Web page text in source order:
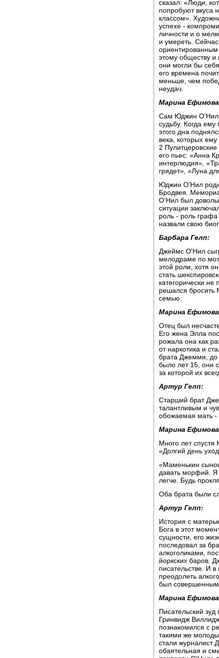
сказал: «Люди,
попробуют вкуса
классом».
успехе -
личности и о
и умереть.
ориентированным
этому обществу и
они могли бы
его времена
меньше, чем
неудач.
Марина
Сам Юджин О'Нил,
судьбу. Когда
этого дна
века, которых
2
его пьес: «Анна
интерлюдия»,
грядет», «Луна
Юджин О'Нил
Бродвея.
О'Нил был
ситуации
роль - роль
назвали свою
Барбара Гелп:
Джеймс О'Нил
мелодраме по
этой роли, хотя
стать
категорически
решался бросить
семью.
Марина
Отец был
Его жена Элла
рожала она как
от наркотика и
брата Джемми, до
было лет 15, они
за которой их
Артур Гелп:
Старший брат
талантливым и
обожаемая мать -
Марина
Много лет спустя
«Долгий день
«Маменькин
давать морфий. Я
легче. Будь
Оба брата были
Артур Гелп:
История с
Бога в этот
сущности, его
последовал за
алкоголиками,
йоркских баров.
писательстве. И
преодолеть
был совершенным
Марина
Писательский
Гринвидж
познакомился с
такими же
стали журналист
обаятельная и